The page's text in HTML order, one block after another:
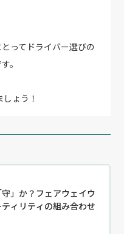
ってドライバー選びの
。
ょう！
守」か？フェアウェイウ
ィリティの組み合わせ